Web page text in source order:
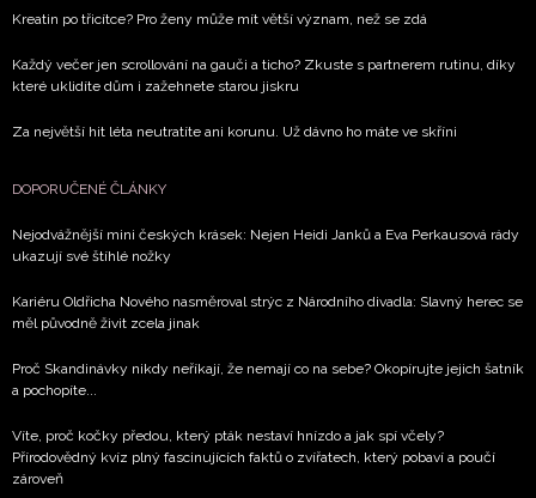
Kreatin po třicítce? Pro ženy může mít větší význam, než se zdá
Každý večer jen scrollování na gauči a ticho? Zkuste s partnerem rutinu, díky
které uklidíte dům i zažehnete starou jiskru
Za největší hit léta neutratíte ani korunu. Už dávno ho máte ve skříni
DOPORUČENÉ ČLÁNKY
Nejodvážnější mini českých krásek: Nejen Heidi Janků a Eva Perkausová rády
ukazují své štíhlé nožky
Kariéru Oldřicha Nového nasměroval strýc z Národního divadla: Slavný herec se
měl původně živit zcela jinak
Proč Skandinávky nikdy neříkají, že nemají co na sebe? Okopírujte jejich šatník
a pochopíte...
Víte, proč kočky předou, který pták nestaví hnízdo a jak spí včely?
Přírodovědný kvíz plný fascinujících faktů o zvířatech, který pobaví a poučí
zároveň